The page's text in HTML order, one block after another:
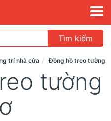
Tìm kiếm
trí nhà cửa Đồng hồ treo tường
tường